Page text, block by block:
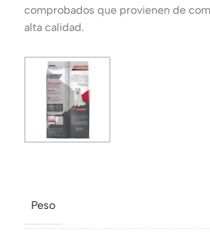
comprobados que provienen de
alta calidad.
Peso